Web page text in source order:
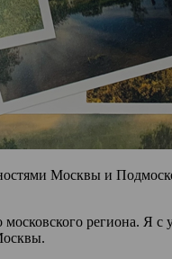
Москвы и
региона.